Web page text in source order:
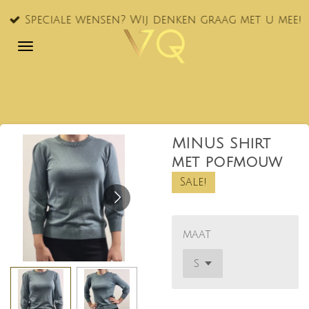
Ga
naar
Speciale wensen? Wij denken graag met u mee!
MINUS Shirt
met pofmouw
Sale!
maat